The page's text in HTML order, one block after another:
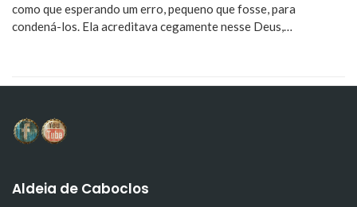
como que esperando um erro, pequeno que fosse, para
condená-los. Ela acreditava cegamente nesse Deus,…
Aldeia de Caboclos